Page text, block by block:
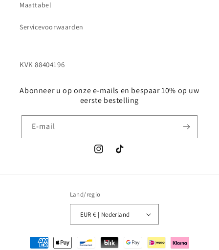
Maattabel
Servicevoorwaarden
Abonneer u op onze e-mails en bespaar 10% op uw
eerste bestelling
E‑mail
InstagramTikTok
Land/regio
EUR € | Nederland
Betaalmethoden